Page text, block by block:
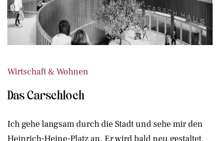
Wirtschaft & Wohnen
Das Carschloch
Ich gehe langsam durch die Stadt und sehe mir den